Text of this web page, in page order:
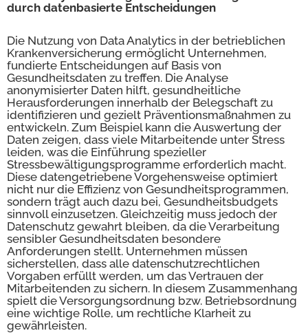
durch datenbasierte Entscheidungen
Die Nutzung von Data Analytics in der betrieblichen
Krankenversicherung ermöglicht Unternehmen,
fundierte Entscheidungen auf Basis von
Gesundheitsdaten zu treffen. Die Analyse
anonymisierter Daten hilft, gesundheitliche
Herausforderungen innerhalb der Belegschaft zu
identifizieren und gezielt Präventionsmaßnahmen zu
entwickeln. Zum Beispiel kann die Auswertung der
Daten zeigen, dass viele Mitarbeitende unter Stress
leiden, was die Einführung spezieller
Stressbewältigungsprogramme erforderlich macht.
Diese datengetriebene Vorgehensweise optimiert
nicht nur die Effizienz von Gesundheitsprogrammen,
sondern trägt auch dazu bei, Gesundheitsbudgets
sinnvoll einzusetzen. Gleichzeitig muss jedoch der
Datenschutz gewahrt bleiben, da die Verarbeitung
sensibler Gesundheitsdaten besondere
Anforderungen stellt. Unternehmen müssen
sicherstellen, dass alle datenschutzrechtlichen
Vorgaben erfüllt werden, um das Vertrauen der
Mitarbeitenden zu sichern. In diesem Zusammenhang
spielt die Versorgungsordnung bzw. Betriebsordnung
eine wichtige Rolle, um rechtliche Klarheit zu
gewährleisten.